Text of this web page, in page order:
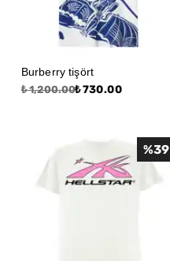
Burberry tişört
₺ 1,200.00₺ 730.00
%39